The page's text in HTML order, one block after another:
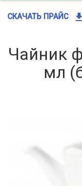
СКАЧАТЬ ПРАЙС get_app
Чайник
мл